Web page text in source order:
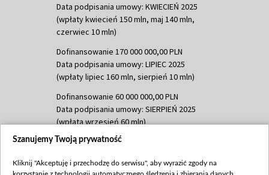
Data podpisania umowy: KWIECIEŃ 2025
(wpłaty kwiecień 150 mln, maj 140 mln,
czerwiec 10 mln)
Dofinansowanie 170 000 000,00 PLN
Data podpisania umowy: LIPIEC 2025
(wpłaty lipiec 160 mln, sierpień 10 mln)
Dofinansowanie 60 000 000,00 PLN
Data podpisania umowy: SIERPIEŃ 2025
(wpłata wrzesień 60 mln)
Dofinansowanie 635 783 051,21 PLN
(wpłata wrzesień 100 mln, październik 350
Szanujemy Twoją prywatność
Kliknij "Akceptuję i przechodzę do serwisu", aby wyrazić zgody na